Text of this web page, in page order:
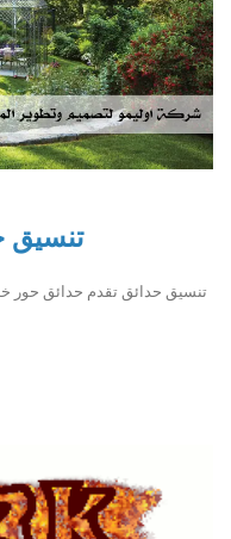
تنسيق
تنسيق حدائق تقدم حدائق حور